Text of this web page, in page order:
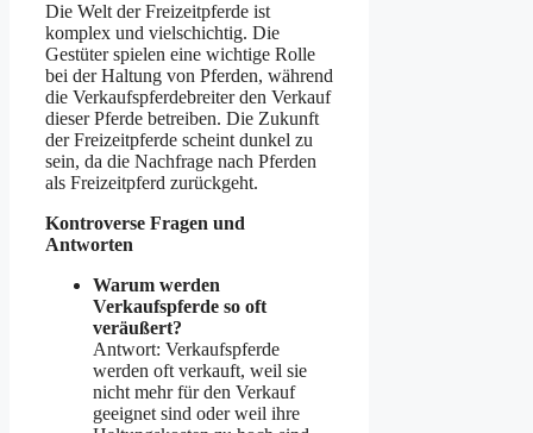
Die Welt der Freizeitpferde ist
komplex und vielschichtig. Die
Gestüter spielen eine wichtige Rolle
bei der Haltung von Pferden, während
die Verkaufspferdebreiter den Verkauf
dieser Pferde betreiben. Die Zukunft
der Freizeitpferde scheint dunkel zu
sein, da die Nachfrage nach Pferden
als Freizeitpferd zurückgeht.
Kontroverse Fragen und
Antworten
Warum werden
Verkaufspferde so oft
veräußert?
Antwort: Verkaufspferde
werden oft verkauft, weil sie
nicht mehr für den Verkauf
geeignet sind oder weil ihre